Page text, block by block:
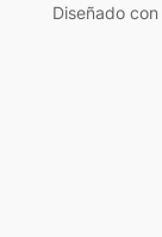
Diseñado con